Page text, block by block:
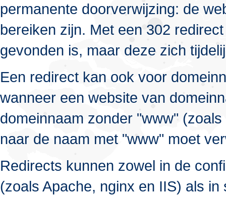
permanente doorverwijzing: de
bereiken zijn. Met een 302
gevonden is, maar deze zich
Een redirect kan ook voor
wanneer een website van
domeinnaam zonder "www"
naar de naam met "www" moet
Redirects kunnen zowel in de
(zoals Apache, nginx en IIS) als